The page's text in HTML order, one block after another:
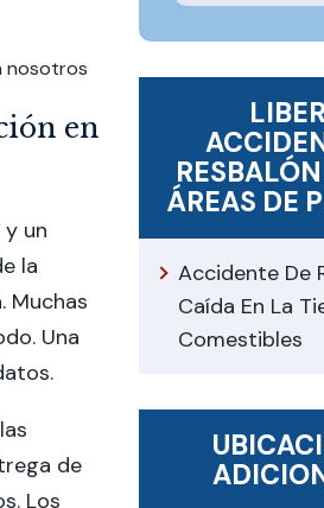
nosotros
en
un
la
Muchas
Una
de
Los
ÁREAS DE
Accidente De
Caída En La
Comestibles